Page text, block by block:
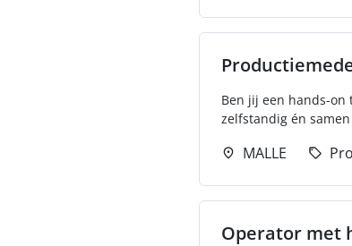
Ben jij een hands-on
zelfstandig én
MALLE
Operator met